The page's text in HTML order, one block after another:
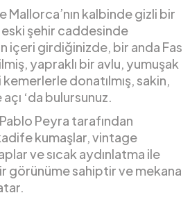
Mallorca’nın kalbinde gizli bir
şehir caddesinde
içeri girdiğinizde, bir anda Fas
yapraklı bir avlu, yumuşak
donatılmış, sakin,
‘da bulursunuz.
Peyra tarafından
kumaşlar, vintage
ve sıcak aydınlatma ile
görünüme sahiptir ve mekana